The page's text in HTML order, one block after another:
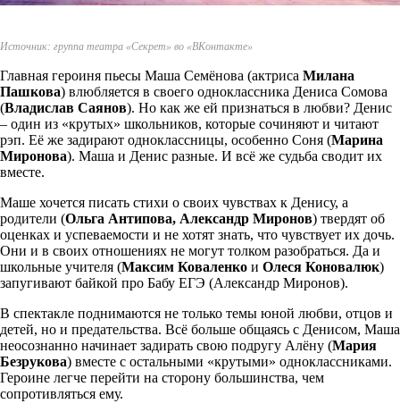
Источник: группа театра «Секрет» во «ВКонтакте»
Главная героиня пьесы Маша Семёнова (актриса Милана
Пашкова) влюбляется в своего одноклассника Дениса Сомова
(Владислав Саянов). Но как же ей признаться в любви? Денис
– один из «крутых» школьников, которые сочиняют и читают
рэп. Её же задирают одноклассницы, особенно Соня (Марина
Миронова). Маша и Денис разные. И всё же судьба сводит их
вместе.
Маше хочется писать стихи о своих чувствах к Денису, а
родители (Ольга Антипова, Александр Миронов) твердят об
оценках и успеваемости и не хотят знать, что чувствует их дочь.
Они и в своих отношениях не могут толком разобраться. Да и
школьные учителя (Максим Коваленко и Олеся Коновалюк)
запугивают байкой про Бабу ЕГЭ (Александр Миронов).
В спектакле поднимаются не только темы юной любви, отцов и
детей, но и предательства. Всё больше общаясь с Денисом, Маша
неосознанно начинает задирать свою подругу Алёну (Мария
Безрукова) вместе с остальными «крутыми» одноклассниками.
Героине легче перейти на сторону большинства, чем
сопротивляться ему.